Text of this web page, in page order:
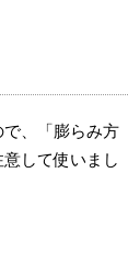
で、「膨らみ方
して使いまし